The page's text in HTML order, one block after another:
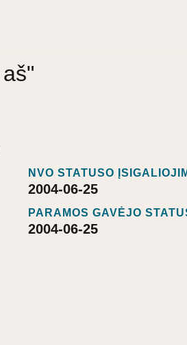
NVO STATUSO
2004-06-25
PARAMOS GAVĖJO
2004-06-25